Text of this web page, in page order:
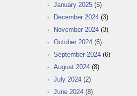
January 2025 (5)
December 2024 (3)
November 2024 (3)
October 2024 (6)
September 2024 (6)
August 2024 (8)
July 2024 (2)
June 2024 (8)